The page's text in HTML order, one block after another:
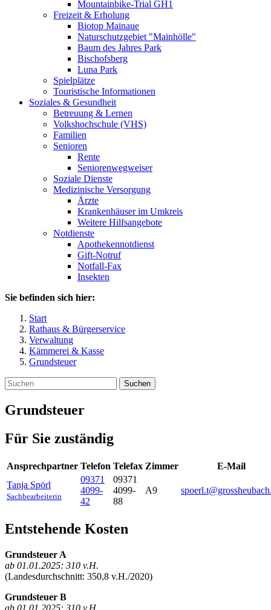
Mountainbike-Trial GH1
Freizeit & Erholung
Biotop Mainaue
Naturschutzgebiet "Mainhölle"
Baum des Jahres Park
Bischofsberg
Luna Park
Spielplätze
Touristische Informationen
Soziales & Gesundheit
Betreuung & Lernen
Volkshochschule (VHS)
Familien
Senioren
Rente
Seniorenwegweiser
Soziale Dienste
Medizinische Versorgung
Ärzte
Krankenhäuser im Umkreis
Weitere Hilfsangebote
Notdienste
Apothekennotdienst
Gift-Notruf
Notfall-Fax
Insekten
Sie befinden sich hier:
Start
Rathaus & Bürgerservice
Verwaltung
Kämmerei & Kasse
Grundsteuer
Suchen
Grundsteuer
Für Sie zuständig
Ansprechpartner Telefon Telefax Zimmer
E-Mail
Tanja Spörl
Sachbearbeiterin
09371
4099-
42
09371
4099-
88
A9
Entstehende Kosten
Grundsteuer A
ab 01.01.2025: 310 v.H.
(Landesdurchschnitt: 350,8 v.H./2020)
Grundsteuer B
ab 01.01.2025: 310 v.H.